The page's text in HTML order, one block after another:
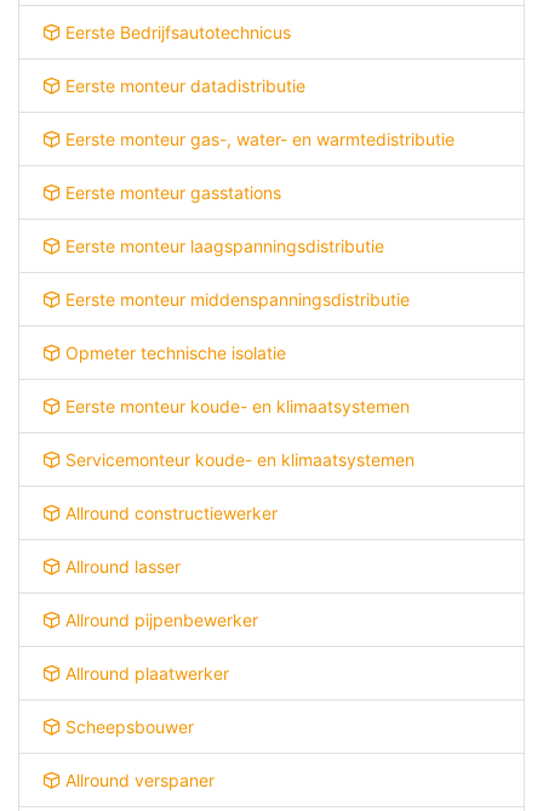
Eerste Bedrijfsautotechnicus
Eerste monteur datadistributie
Eerste monteur gas-, water- en warmtedistributie
Eerste monteur gasstations
Eerste monteur laagspanningsdistributie
Eerste monteur middenspanningsdistributie
Opmeter technische isolatie
Eerste monteur koude- en klimaatsystemen
Servicemonteur koude- en klimaatsystemen
Allround constructiewerker
Allround lasser
Allround pijpenbewerker
Allround plaatwerker
Scheepsbouwer
Allround verspaner